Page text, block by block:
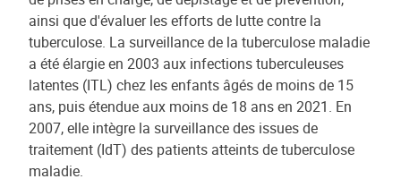
ainsi que d'évaluer les efforts de lutte contre la
tuberculose. La surveillance de la tuberculose maladie
a été élargie en 2003 aux infections tuberculeuses
latentes (ITL) chez les enfants âgés de moins de 15
ans, puis étendue aux moins de 18 ans en 2021. En
2007, elle intègre la surveillance des issues de
traitement (IdT) des patients atteints de tuberculose
maladie.